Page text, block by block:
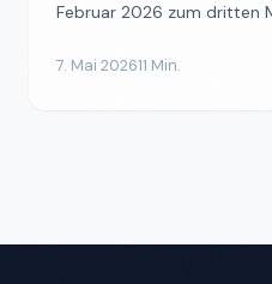
Februar 2026 zum dritten
7. Mai 202611 Min.